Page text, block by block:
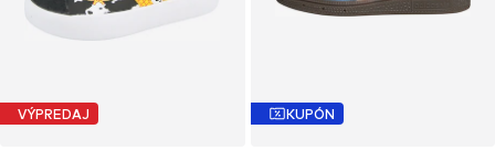
VÝPREDAJ KUPÓN